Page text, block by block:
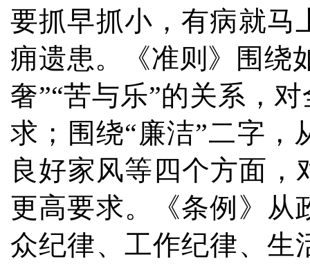
要抓早抓小，有病就马
痈遗患。《准则》围绕
奢”“苦与乐”的关系，
求；围绕“廉洁”二字，
良好家风等四个方面，
更高要求。《条例》从
众纪律、工作纪律、生